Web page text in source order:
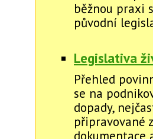
běžnou praxi
původní
Legislativa
Přehled
se na
dopady,
připravované
dokumentace